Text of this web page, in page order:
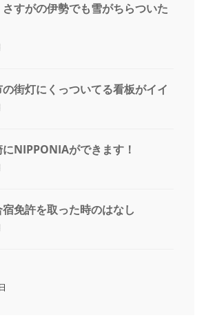
すがの伊勢でも雪がちらついた
街灯にくっついてる看板がイイ
NIPPONIAができます！
免許を取った時のはなし